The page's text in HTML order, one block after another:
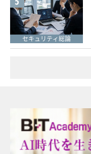
セキュリティ総論